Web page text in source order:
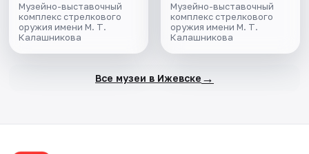
Музейно-выставочный
комплекс стрелкового
оружия имени М. Т.
Калашникова
Музейно-выставочный
комплекс стрелкового
оружия имени М. Т.
Калашникова
Все музеи в Ижевске →